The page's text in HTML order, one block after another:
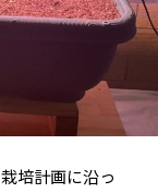
培計画に沿っ